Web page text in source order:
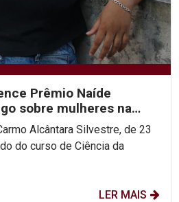
Prêmio Naíde
sobre mulheres na
Alcântara Silvestre, de 23
do curso de Ciência da
LER MAIS